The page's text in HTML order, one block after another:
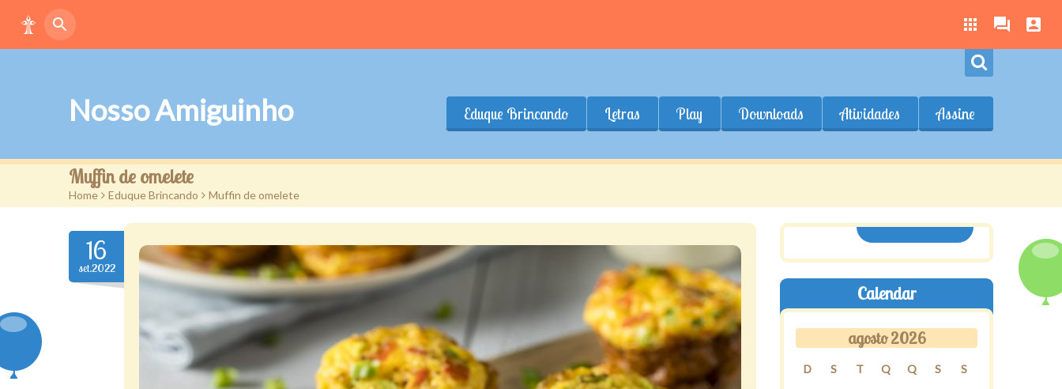
Nosso Amiguinho Eduque Brincando Letras Play Downloads Atividades Assine
Muffin de omelete
Home > Eduque Brincando > Muffin de omelete
16
set.2022
ASSINE AQUI
Calendar
agosto 2026
D S T Q Q S
S